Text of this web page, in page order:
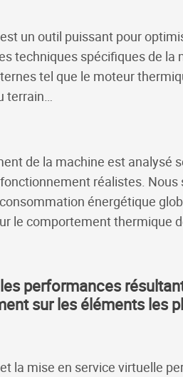
un outil puissant pour
techniques spécifiques de
tel que le moteur
terrain…
de la machine est analysé
réalistes.
énergétique
le comportement thermique
performances
sur les éléments les
la mise en service virtuelle